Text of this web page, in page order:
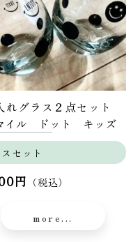
れグラス２点セット
イル ドット キッズ
セット
円 （税込）
more...